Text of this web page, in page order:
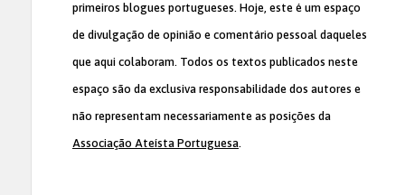
primeiros blogues portugueses. Hoje, este é um espaço
de divulgação de opinião e comentário pessoal daqueles
que aqui colaboram. Todos os textos publicados neste
espaço são da exclusiva responsabilidade dos autores e
não representam necessariamente as posições da
Associação Ateísta Portuguesa.